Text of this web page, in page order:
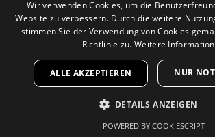
Sunrace Kassette CSRS0 11-32
Art.Nr: 23845
Wir verwenden Cookies, um die
Website zu verbessern. Durch die weitere
stimmen Sie der Verwendung von Cookies
Richtlinie zu. Weitere
ALLE AKZEPTIEREN NUR
DETAILS ANZEIGEN
UNBEDINGT
POWERED BY COOKIESCRIPT